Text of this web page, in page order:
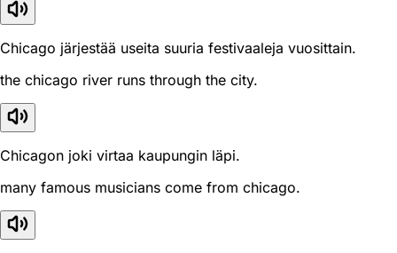
Chicago järjestää useita suuria festivaaleja vuosittain.
the chicago river runs through the city.
Chicagon joki virtaa kaupungin läpi.
many famous musicians come from chicago.